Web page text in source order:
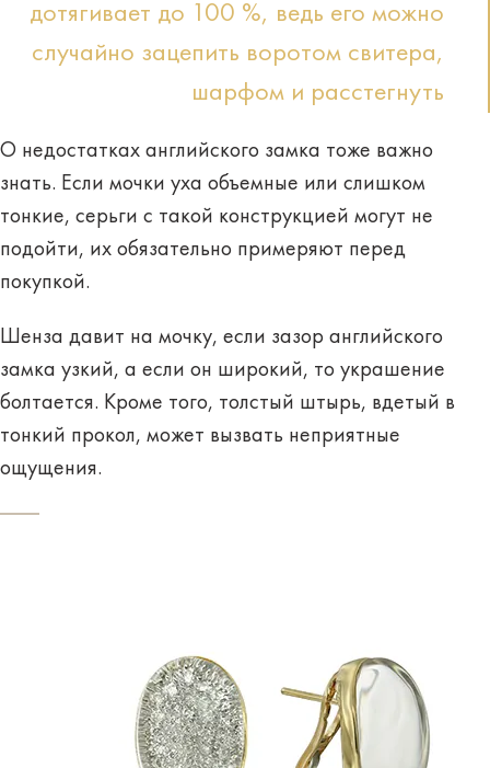
дотягивает до 100 %, ведь его можно
случайно зацепить воротом свитера,
шарфом и расстегнуть
О недостатках английского замка тоже важно
знать. Если мочки уха объемные или слишком
тонкие, серьги с такой конструкцией могут не
подойти, их обязательно примеряют перед
покупкой.
Шенза давит на мочку, если зазор английского
замка узкий, а если он широкий, то украшение
болтается. Кроме того, толстый штырь, вдетый в
тонкий прокол, может вызвать неприятные
ощущения.